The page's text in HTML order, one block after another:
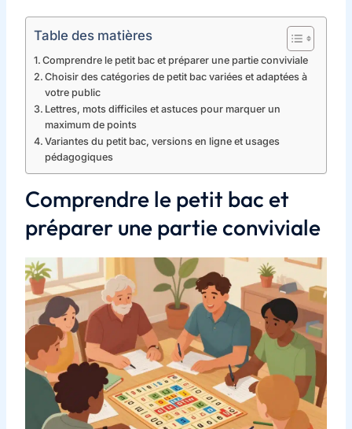
Table des matières
Comprendre le petit bac et préparer une partie conviviale
Choisir des catégories de petit bac variées et adaptées à
votre public
Lettres, mots difficiles et astuces pour marquer un
maximum de points
Variantes du petit bac, versions en ligne et usages
pédagogiques
Comprendre le petit bac et
préparer une partie conviviale